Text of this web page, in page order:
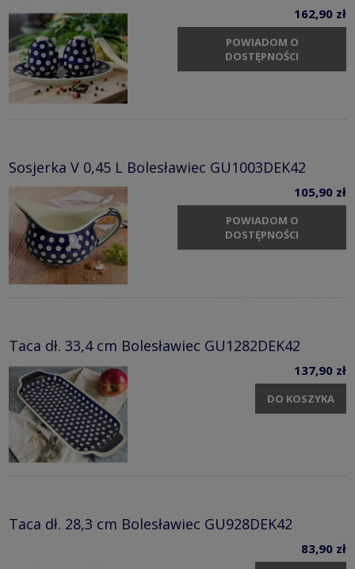
162,90 zł
POWIADOM O
DOSTĘPNOŚCI
Sosjerka V 0,45 L Bolesławiec GU1003DEK42
105,90 zł
POWIADOM O
DOSTĘPNOŚCI
Taca dł. 33,4 cm Bolesławiec GU1282DEK42
137,90 zł
DO KOSZYKA
Taca dł. 28,3 cm Bolesławiec GU928DEK42
83,90 zł